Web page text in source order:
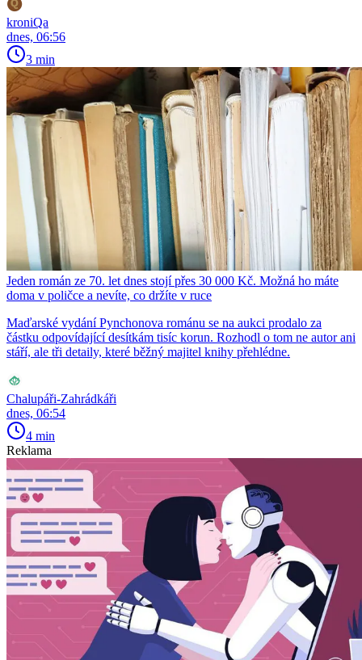
kroniQa
dnes, 06:56
3 min
Jeden román ze 70. let dnes stojí přes 30 000 Kč. Možná ho máte
doma v poličce a nevíte, co držíte v ruce
Maďarské vydání Pynchonova románu se na aukci prodalo za
částku odpovídající desítkám tisíc korun. Rozhodl o tom ne autor ani
stáří, ale tři detaily, které běžný majitel knihy přehlédne.
Chalupáři-Zahrádkáři
dnes, 06:54
4 min
Reklama